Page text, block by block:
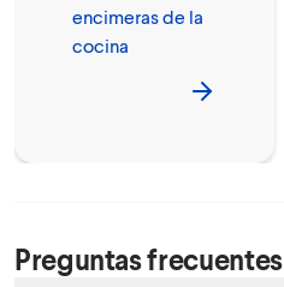
encimeras de la
cocina
Preguntas frecuentes